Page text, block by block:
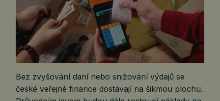
Bez zvyšování daní nebo snižování výdajů se
české veřejné finance dostávají na šikmou plochu.